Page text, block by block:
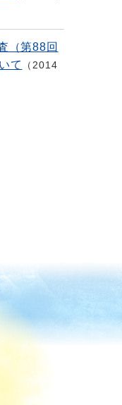
（第88回
て
2014